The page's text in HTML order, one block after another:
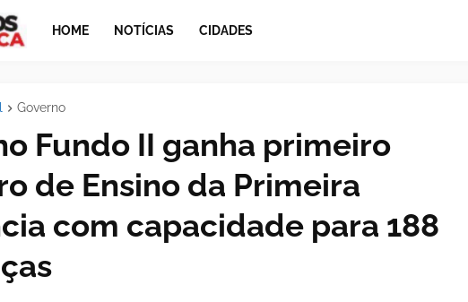
HOME NOTÍCIAS CIDADES
Governo
Fundo II ganha primeiro
de Ensino da Primeira
com capacidade para 188